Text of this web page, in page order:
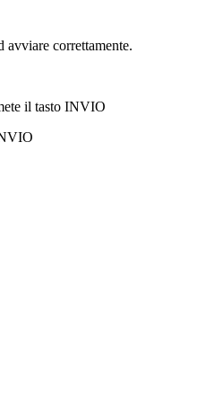
avviare correttamente.
il tasto INVIO